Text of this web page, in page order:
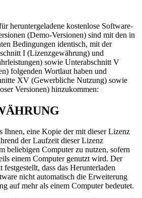
heruntergeladene kostenlose Software-
(Demo-Versionen) sind mit den in
Bedingungen identisch, mit der
I (Lizenzgewährung) und
sowie Unterabschnitt V
folgenden Wortlaut haben und
XV (Gewerbliche Nutzung) sowie
Versionen) hinzukommen:
Ihnen, eine Kopie der mit dieser Lizenz
der Laufzeit dieser Lizenz
beliebigen Computer zu nutzen, sofern
einem Computer genutzt wird. Der
dass das Herunterladen
nicht automatisch die Erweiterung
auf mehr als einem Computer bedeutet.